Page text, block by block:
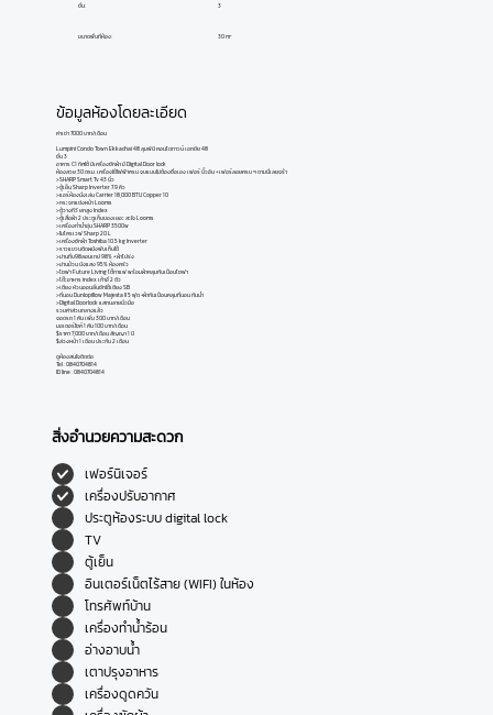
ข้อมูลห้องโดยละเอียด
ค่าเช่า 7000 บาท/เดือน
Lumpini Condo Town Ekkachai 48 ลุมพินี คอนโดทาวน์ เอกชัย 48
ชั้น 3
อาคาร C1 ทิศใต้ มีเครื่องซักผ้า มี Digital Door lock
ห้องสวย 30 ตรม. เครื่องใช้ไฟฟ้าครบ จบแบบไม่ต้องซื้อเอง เฟอร์ บิ๊วอิน + เฟอร์ลอยครบ ๆ ตามนี้เลยจร้า
>SHARP Smart Tv 43 นิ้ว
>ตู้เย็น Sharp Inverter 7.9 คิว
>แอร์ห้องนั่งเล่น Carrier 18,000 BTU Copper 10
>กระจกแต่งหน้า Looms
>ตู้วางทีวี ยกสูง Index
>ตู้เสื้อผ้า 2 ประตูเก็บของเยอะ สะใจ Looms
>เครื่องทำน้ำอุ่น SHARP 3500w
>ไมโครเวฟ Sharp 20 L
>เครื่องซักผ้า Toshiba 10.5 kg Inverter
>ราวแขวนติดผนังพับเก็บได้
>ม่านทึบ98ลอนเทป 98% + ผ้าโปร่ง
>ม่านม้วน บังแสง 95% ห้องครัว
>โซฟา Future Living โต๊กาแฟ พร้อมผ้าคลุมกันเปื้อนโซฟา
>โต๊ะอาหาร index เก้าอี้ 2 ตัว
>เตียง หัวนออนลิ้นชักใต้เตียง SB
>ที่นอน Dunlopillow Majesta II 5 ฟุต +ผ้ากันเปื้อนคลุมที่นอน กันน้ำ
>Digital Doorlock แสกนลายนิ้วมือ
รวมค่าส่วนกลางแล้ว
จอดรถ 1 คัน เพิ่ม 300 บาท/เดือน
มอเตอร์ไซค์ 1 คัน 100 บาท/เดือน
$ราคา 7,000 บาท/เดือน สัญญา 1 ปี
$ล่วงหน้า 1 เดือน ประกัน 2 เดือน
ดูห้องสนใจติดต่อ
Tel : 0840704814
ID line : 0840704814
ชั้น:
ขนาดพื้นที่ห้อง:
3
30 m²
สิ่งอำนวยความสะดวก
เฟอร์นิเจอร์
เครื่องปรับอากาศ
ประตูห้องระบบ digital lock
TV
ตู้เย็น
อินเตอร์เน็ตไร้สาย (WIFI) ในห้อง
โทรศัพท์บ้าน
เครื่องทำน้ำร้อน
อ่างอาบน้ำ
เตาปรุงอาหาร
เครื่องดูดควัน